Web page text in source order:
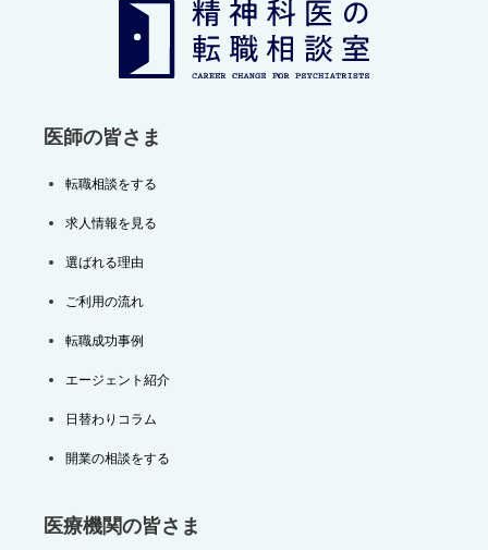
医師の皆さま
転職相談をする
求人情報を見る
選ばれる理由
ご利用の流れ
転職成功事例
エージェント紹介
日替わりコラム
開業の相談をする
医療機関の皆さま